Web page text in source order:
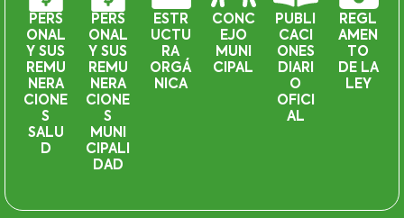
PERS
ONAL
Y SUS
REMU
NERA
CIONE
S
SALU
D
PERS
ONAL
Y SUS
REMU
NERA
CIONE
S
MUNI
CIPALI
DAD
ESTR
UCTU
RA
ORGÁ
NICA
CONC
EJO
MUNI
CIPAL
PUBLI
CACI
ONES
DIARI
O
OFICI
AL
REGL
AMEN
TO
DE LA
LEY